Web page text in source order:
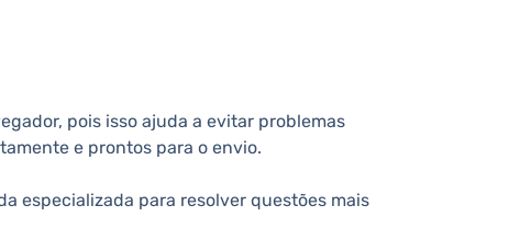
pois isso ajuda a evitar problemas
e prontos para o envio.
especializada para resolver questões mais